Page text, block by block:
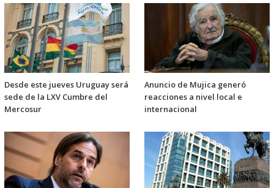
Desde este jueves Uruguay será
sede de la LXV Cumbre del
Mercosur
Anuncio de Mujica generó
reacciones a nivel local e
internacional